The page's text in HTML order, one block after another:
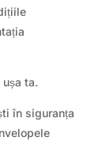
ta.
în siguranța